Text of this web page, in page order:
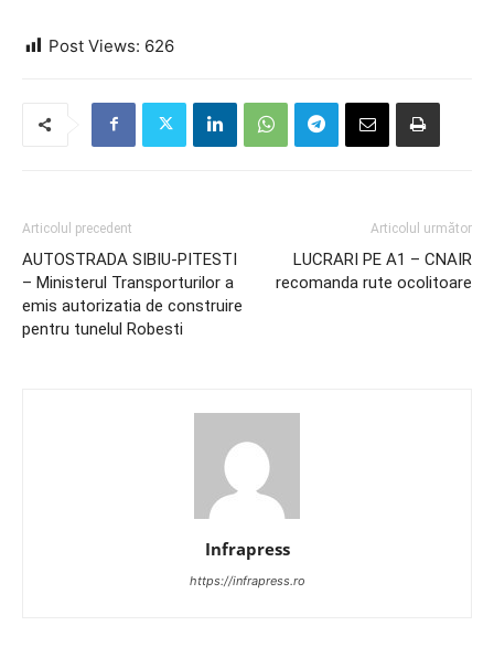
Post Views: 626
Articolul precedent
AUTOSTRADA SIBIU-PITESTI
– Ministerul Transporturilor a
emis autorizatia de construire
pentru tunelul Robesti
Articolul următor
LUCRARI PE A1 – CNAIR
recomanda rute ocolitoare
Infrapress
https://infrapress.ro